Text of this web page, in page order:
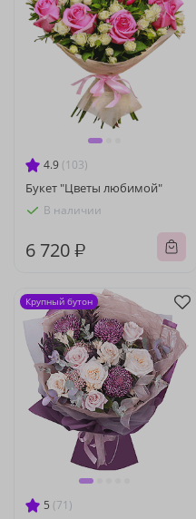
4.9 (103)
Букет "Цветы любимой"
В наличии
6 720 ₽
5 (71)
Крупный бутон